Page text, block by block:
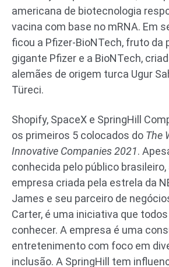
americana de biotecnologia
vacina com base no mRNA. Em
ficou a Pfizer-BioNTech, fruto da
gigante Pfizer e a BioNTech,
alemães de origem turca Ugur
Türeci.
Shopify, SpaceX e SpringHill
os primeiros 5 colocados do The
Innovative Companies 2021.
conhecida pelo público brasileiro,
empresa criada pela estrela da
James e seu parceiro de
Carter, é uma iniciativa que
conhecer. A empresa é uma
entretenimento com foco em
inclusão. A SpringHill tem